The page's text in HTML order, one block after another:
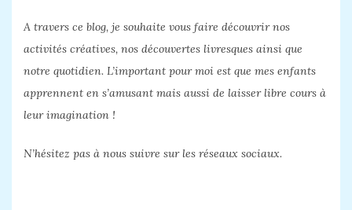
A travers ce blog, je souhaite vous faire découvrir nos
activités créatives, nos découvertes livresques ainsi que
notre quotidien. L’important pour moi est que mes enfants
apprennent en s’amusant mais aussi de laisser libre cours à
leur imagination !
N’hésitez pas à nous suivre sur les réseaux sociaux.